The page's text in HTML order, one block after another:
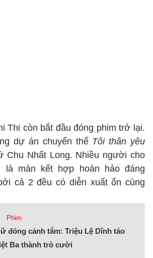
Thi còn bắt đầu đóng phim trở lại.
dự án chuyển thể Tôi thân yêu
Chu Nhất Long. Nhiều người cho
là màn kết hợp hoàn hảo đáng
cả 2 đều có diễn xuất ổn cùng
Phim
đóng cảnh tắm: Triệu Lệ Dĩnh táo
Ba thành trò cười